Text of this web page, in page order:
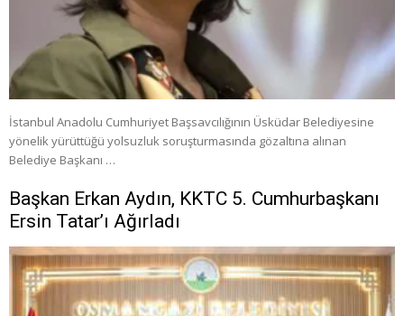
İstanbul Anadolu Cumhuriyet Başsavcılığının Üsküdar Belediyesine
yönelik yürüttüğü yolsuzluk soruşturmasında gözaltına alınan
Belediye Başkanı …
Başkan Erkan Aydın, KKTC 5. Cumhurbaşkanı
Ersin Tatar’ı Ağırladı